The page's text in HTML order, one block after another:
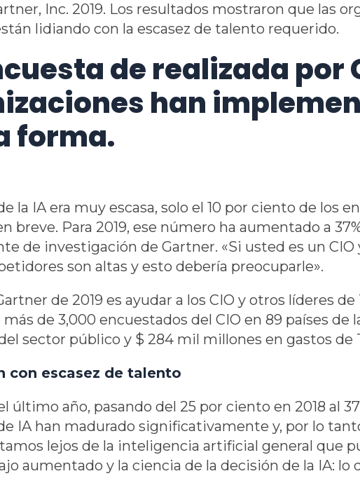
Inc. 2019. Los resultados mostraron que las
lidiando con la escasez de talento requerido.
de realizada
han
forma.
la IA era muy escasa, solo el 10 por ciento de los
breve. Para 2019, ese número ha aumentado a
de investigación de Gartner. «Si usted es un CIO
son altas y esto debería preocuparle».
de 2019 es ayudar a los CIO y otros líderes
de 3,000 encuestados del CIO en 89 países
sector público y $ 284 mil millones en gastos de
con escasez de talento
último año, pasando del 25 por ciento en 2018 al
IA han madurado significativamente y, por lo
lejos de la inteligencia artificial general que
aumentado y la ciencia de la decisión de la IA: lo